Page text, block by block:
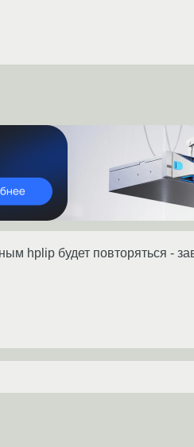
hplip будет повторяться -